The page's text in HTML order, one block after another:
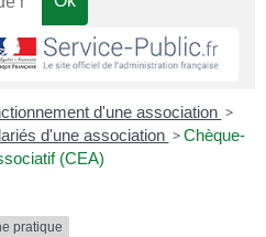
d'une association >
d'une association > Chèque-
(CEA)
pratique